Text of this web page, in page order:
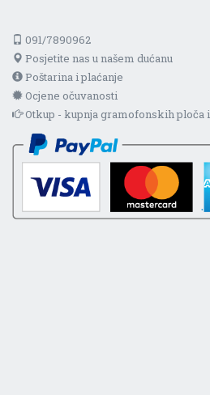
091/7890962
Posjetite nas u našem dućanu
Poštarina i plaćanje
Ocjene očuvanosti
Otkup - kupnja gramofonskih ploča